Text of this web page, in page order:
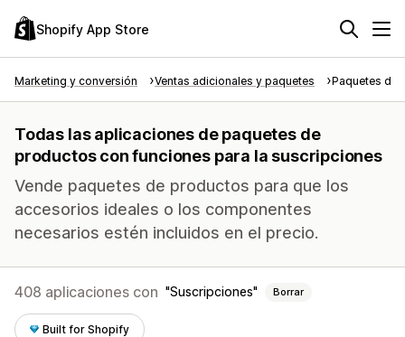
Shopify App Store
Marketing y conversión Ventas adicionales y paquetes Paquetes de
Todas las aplicaciones de paquetes de
productos con funciones para la suscripciones
Vende paquetes de productos para que los
accesorios ideales o los componentes
necesarios estén incluidos en el precio.
408 aplicaciones con Suscripciones Borrar
Built for Shopify